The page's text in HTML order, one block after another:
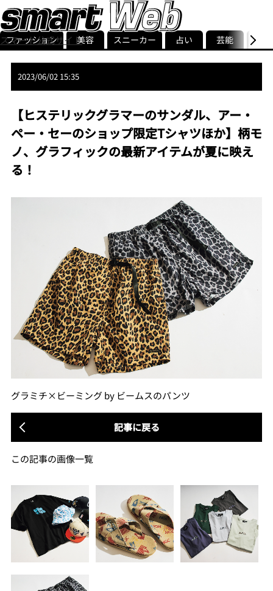
スマート公式サイト
smart最新号
記事一覧ランキング
ストリ
ファッション 美容 スニーカー 占い 芸能 グル
2023/06/02 15:35
【ヒステリックグラマーのサンダル、アー・
ペー・セーのショップ限定Tシャツほか】柄モ
ノ、グラフィックの最新アイテムが夏に映え
る！
グラミチ×ビーミング by ビームスのパンツ
記事に戻る
この記事の画像一覧